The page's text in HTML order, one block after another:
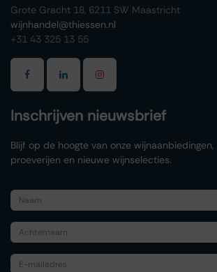
Grote Gracht 18, 6211 SW Maastricht
wijnhandel@thiessen.nl
+31 43 325 13 55
Inschrijven nieuwsbrief
Blijf op de hoogte van onze wijnaanbiedingen,
proeverijen en nieuwe wijnselecties.